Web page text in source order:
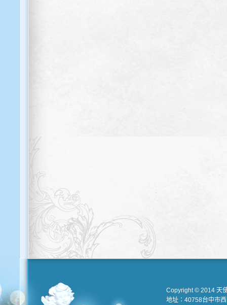
Copyright © 2014 天
地址：40758台中市